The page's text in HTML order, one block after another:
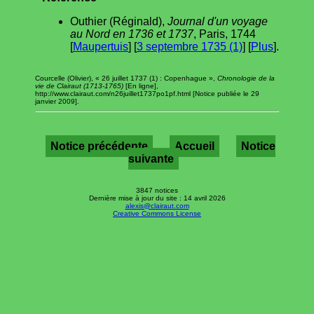
Outhier (Réginald), Journal d'un voyage
au Nord en 1736 et 1737, Paris, 1744
[Maupertuis] [3 septembre 1735 (1)] [Plus].
Courcelle (Olivier), « 26 juillet 1737 (1) : Copenhague », Chronologie de la
vie de Clairaut (1713-1765) [En ligne],
http://www.clairaut.com/n26juillet1737po1pf.html [Notice publiée le 29
janvier 2009].
Notice précédente Accueil
Notice
suivante
3847 notices
Dernière mise à jour du site : 14 avril 2026
alexis@clairaut.com
Creative Commons License